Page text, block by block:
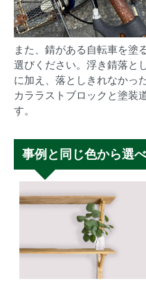
また、錆がある自転車を塗
選びください。浮き錆落と
に加え、落としきれなかっ
カララストブロックと塗装
す。
事例と同じ色から選